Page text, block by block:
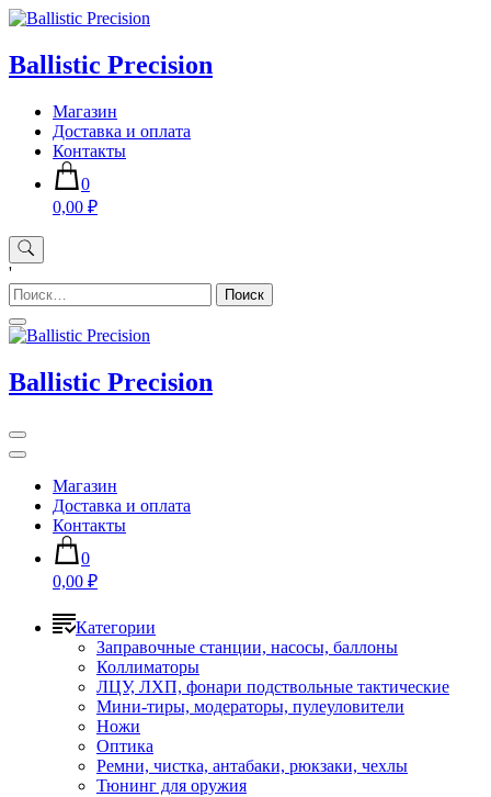
Skip
content
Ballistic Precision
Магазин
Доставка и оплата
Контакты
0
0,00 ₽
'
Найти:
Ballistic Precision
Магазин
Доставка и оплата
Контакты
0
0,00 ₽
Категории
Заправочные станции, насосы, баллоны
Коллиматоры
ЛЦУ, ЛХП, фонари подствольные тактические
Мини-тиры, модераторы, пулеуловители
Ножи
Оптика
Ремни, чистка, антабаки, рюкзаки, чехлы
Тюнинг для оружия